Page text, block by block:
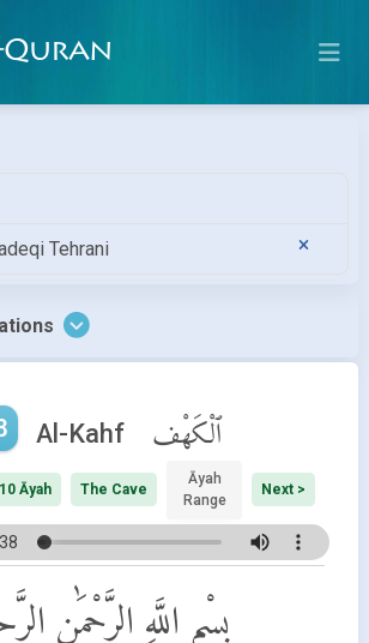
Tehrani
Al-Kahf ٱلْكَهْف
Āyah The Cave
Āyah
Range
Next >
بِسْمِ اللَّهِ الرَّحْمَٰنِ